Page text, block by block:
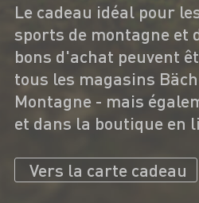
Le cadeau idéal pour
sports de montagne et
bons d'achat peuvent
tous les magasins
Montagne - mais
et dans la boutique en
Vers la carte cadeau